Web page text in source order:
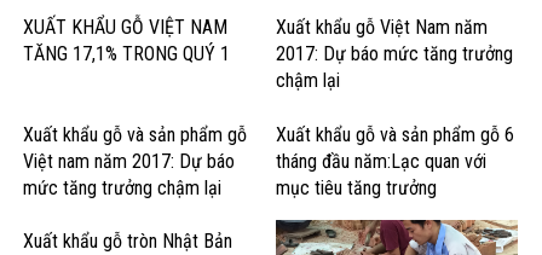
XUẤT KHẨU GỖ VIỆT NAM
TĂNG 17,1% TRONG QUÝ 1
Xuất khẩu gỗ Việt Nam năm
2017: Dự báo mức tăng trưởng
chậm lại
Xuất khẩu gỗ và sản phẩm gỗ
Việt nam năm 2017: Dự báo
mức tăng trưởng chậm lại
Xuất khẩu gỗ và sản phẩm gỗ 6
tháng đầu năm:Lạc quan với
mục tiêu tăng trưởng
Xuất khẩu gỗ tròn Nhật Bản